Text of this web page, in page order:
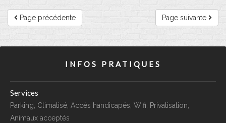
Page suivante
Page précédente
INFOS PRATIQUES
Services
Parking, Climatisé, Accès handicapés, Wifi, Privatisation,
Animaux acceptés